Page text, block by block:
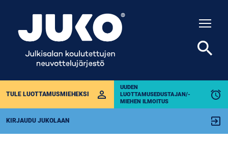
TULE LUOTTAMUSMIEHEKSI perm_identity
UUDEN
LUOTTAMUSEDUSTAJAN/-
MIEHEN ILMOITUS
alarm
KIRJAUDU JUKOLAAN exit_to_app
search